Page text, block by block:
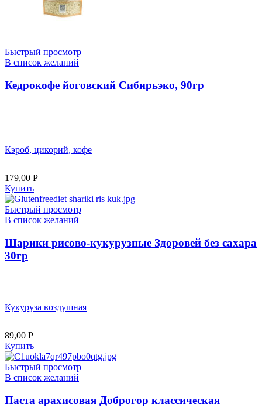
Быстрый просмотр
В список желаний
Кедрокофе йоговский Сибирьэко, 90гр
Кэроб, цикорий, кофе
179,00 Р
Купить
Быстрый просмотр
В список желаний
Шарики рисово-кукурузные Здоровей без сахара
30гр
Кукуруза воздушная
89,00 Р
Купить
Быстрый просмотр
В список желаний
Паста арахисовая Доброгор классическая